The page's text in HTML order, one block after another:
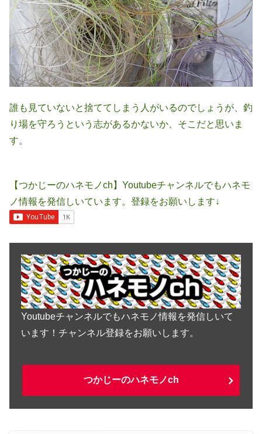
誰も見ていないと捨ててしまう人がいるのでしょうが、釣
り場を守ろうという志があるかないか、そこだと思いま
す。
【つかじーのハネモノch】Youtubeチャンネルでもハネモ
ノ情報を発信しいています。登録をお願いします↓
Youtubeチャンネルでもハネモノ情報を発信しいて
います！チャンネル登録をお願いします。
つかじーのハネモノch